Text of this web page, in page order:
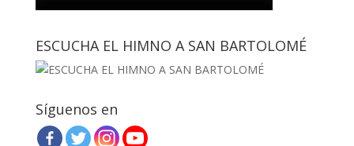
ESCUCHA EL HIMNO A SAN BARTOLOMÉ
Síguenos en